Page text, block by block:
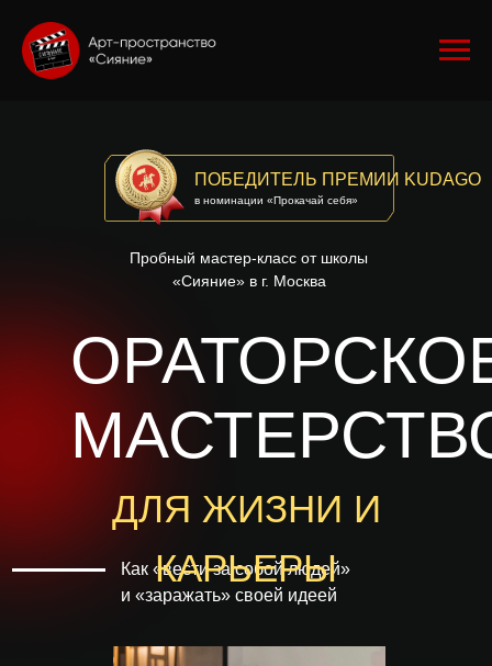
Пробный мастер-класс от школы
«Сияние» в г. Москва
в номинации «Прокачай себя»
Как «вести за собой людей»
и «заражать» своей идеей
ДЛЯ ЖИЗНИ И
КАРЬЕРЫ
ПОБЕДИТЕЛЬ ПРЕМИИ KUDAGO